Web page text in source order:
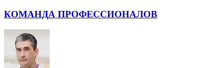
КОМАНДА ПРОФЕССИОНАЛОВ